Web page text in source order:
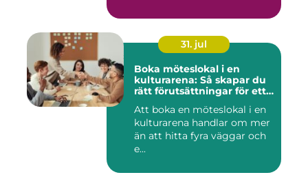
31. jul
Boka möteslokal i en
kulturarena: Så skapar du
rätt förutsättningar för ett
Att boka en möteslokal i en
kulturarena handlar om mer
än att hitta fyra väggar och
e...